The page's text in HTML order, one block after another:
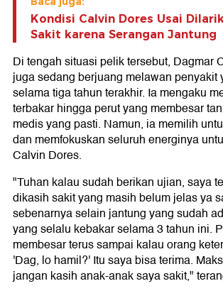
Kondisi Calvin Dores Usai
Sakit karena Serangan Jantung
Di tengah situasi pelik tersebut, Dagmar
juga sedang berjuang melawan penyakit
selama tiga tahun terakhir. Ia mengaku
terbakar hingga perut yang membesar
medis yang pasti. Namun, ia memilih
dan memfokuskan seluruh energinya
Calvin Dores.
"Tuhan kalau sudah berikan ujian, saya
dikasih sakit yang masih belum jelas ya
sebenarnya selain jantung yang sudah
yang selalu kebakar selama 3 tahun ini.
membesar terus sampai kalau orang
'Dag, lo hamil?' Itu saya bisa terima.
jangan kasih anak-anak saya sakit,"